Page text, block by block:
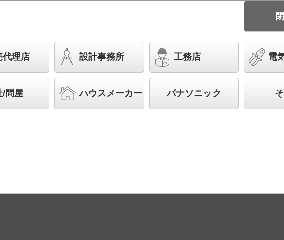
壁直付型 調光ユニットパネル12 シーンマネージャーG対応タ
数：白熱灯用12回路
◆工場在庫品
◆希望小売価格 1,100,000 円（税抜）
代理店 設計事務所 工務店 電
/問屋 ハウスメーカー パナソニック